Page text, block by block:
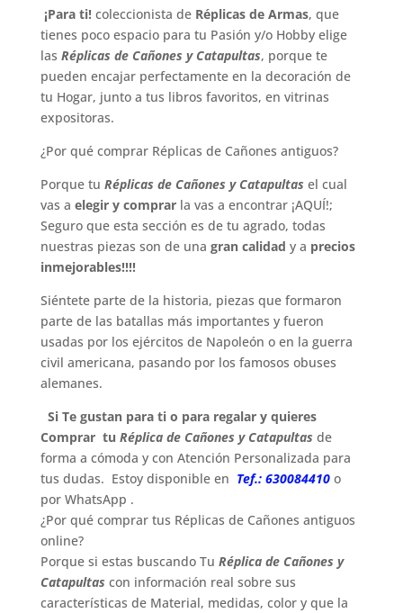
¡Para ti!coleccionista de Réplicas de Armas, que
tienes poco espacio para tu Pasión y/o Hobby elige
las Réplicas de Cañones y Catapultas, porque te
pueden encajar perfectamente en la decoración de
tu Hogar, junto a tus libros favoritos, en vitrinas
expositoras.
¿Por qué comprar Réplicas de Cañones antiguos?
Porque tu Réplicas de Cañones y Catapultas el cual
vas a elegir y comprarla vas a encontrar ¡AQUÍ!;
Seguro que esta sección es de tu agrado, todas
nuestras piezas son de una gran calidad y a precios
inmejorables!!!!
Siéntete parte de la historia, piezas que formaron
parte de las batallas más importantes y fueron
usadas por los ejércitos de Napoleón o en la guerra
civil americana, pasando por los famosos obuses
alemanes.
Si Te gustan para ti o para regalar y quieres
Comprar tu Réplica de Cañones y Catapultas de
forma a cómoda y con Atención Personalizada para
tus dudas. Estoy disponible en Tef.: 630084410o
por WhatsApp .
¿Por qué comprar tus Réplicas de Cañones antiguos
online?
Porque si estas buscando Tu Réplica de Cañones y
Catapultas con información real sobre sus
características de Material, medidas, color y que la